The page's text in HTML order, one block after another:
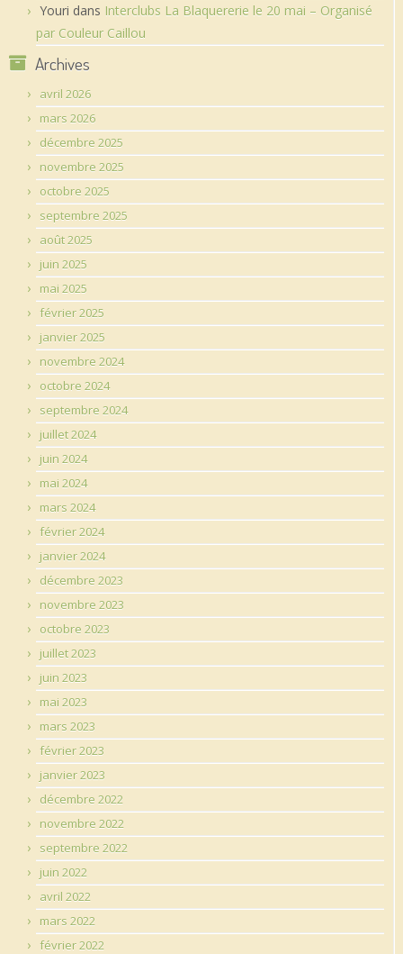
Youri dans Interclubs La Blaquererie le 20 mai – Organisé
par Couleur Caillou
Archives
avril 2026
mars 2026
décembre 2025
novembre 2025
octobre 2025
septembre 2025
août 2025
juin 2025
mai 2025
février 2025
janvier 2025
novembre 2024
octobre 2024
septembre 2024
juillet 2024
juin 2024
mai 2024
mars 2024
février 2024
janvier 2024
décembre 2023
novembre 2023
octobre 2023
juillet 2023
juin 2023
mai 2023
mars 2023
février 2023
janvier 2023
décembre 2022
novembre 2022
septembre 2022
juin 2022
avril 2022
mars 2022
février 2022